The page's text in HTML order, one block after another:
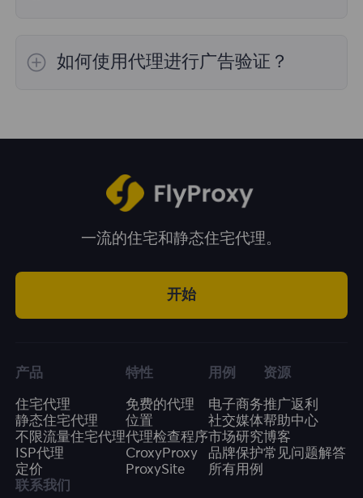
的网络爬虫和市场调研任务。
如何使用代理进行广告验证？
一流的住宅和静态住宅代理。
开始
产品
住宅代理
静态住宅代理
不限流量住宅代理
ISP代理
定价
特性
免费的代理
位置
代理检查程序
CroxyProxy
ProxySite
用例
电子商务
社交媒体
市场研究
品牌保护
所有用例
资源
推广返利
帮助中心
博客
常见问题解答
联系我们